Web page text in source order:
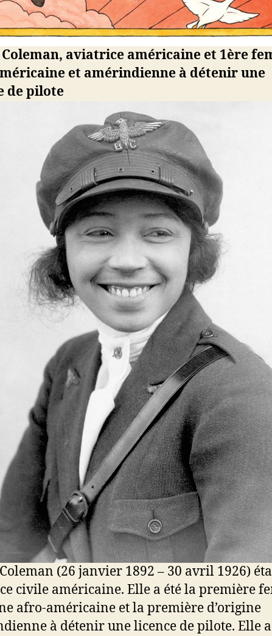
Coleman, aviatrice américaine et 1ère
et amérindienne à détenir une
de pilote
(26 janvier 1892 – 30 avril 1926)
civile américaine. Elle a été la première
afro-américaine et la première d’origine
à détenir une licence de pilote. Elle a